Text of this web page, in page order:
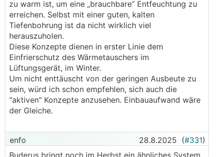
zu warm ist, um eine „brauchbare“ Entfeuchtung zu
erreichen. Selbst mit einer guten, kalten
Tiefenbohrung ist da nicht wirklich viel
herauszuholen.
Diese Konzepte dienen in erster Linie dem
Einfrierschutz des Wärmetauschers im
Lüftungsgerät, im Winter.
Um nicht enttäuscht von der geringen Ausbeute zu
sein, würd ich schon empfehlen, sich auch die
"aktiven" Konzepte anzusehen. Einbauaufwand wäre
der Gleiche.
enfo 28.8.2025 (#331)
Buderus bringt noch im Herbst ein ähnliches System